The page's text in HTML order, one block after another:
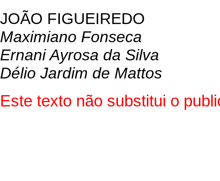
JOÃO FIGUEIREDO
Maximiano Fonseca
Ernani Ayrosa da Silva
Délio Jardim de Mattos
Este texto não substitui o